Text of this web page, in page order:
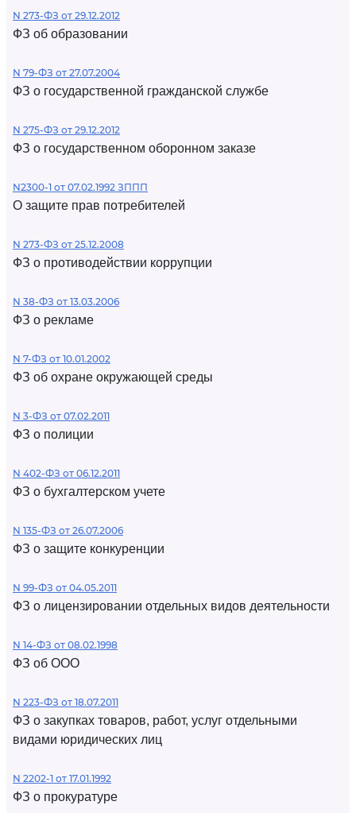
N 273-ФЗ от 29.12.2012
ФЗ об образовании
N 79-ФЗ от 27.07.2004
ФЗ о государственной гражданской службе
N 275-ФЗ от 29.12.2012
ФЗ о государственном оборонном заказе
N2300-1 от 07.02.1992 ЗППП
О защите прав потребителей
N 273-ФЗ от 25.12.2008
ФЗ о противодействии коррупции
N 38-ФЗ от 13.03.2006
ФЗ о рекламе
N 7-ФЗ от 10.01.2002
ФЗ об охране окружающей среды
N 3-ФЗ от 07.02.2011
ФЗ о полиции
N 402-ФЗ от 06.12.2011
ФЗ о бухгалтерском учете
N 135-ФЗ от 26.07.2006
ФЗ о защите конкуренции
N 99-ФЗ от 04.05.2011
ФЗ о лицензировании отдельных видов деятельности
N 14-ФЗ от 08.02.1998
ФЗ об ООО
N 223-ФЗ от 18.07.2011
ФЗ о закупках товаров, работ, услуг отдельными
видами юридических лиц
N 2202-1 от 17.01.1992
ФЗ о прокуратуре